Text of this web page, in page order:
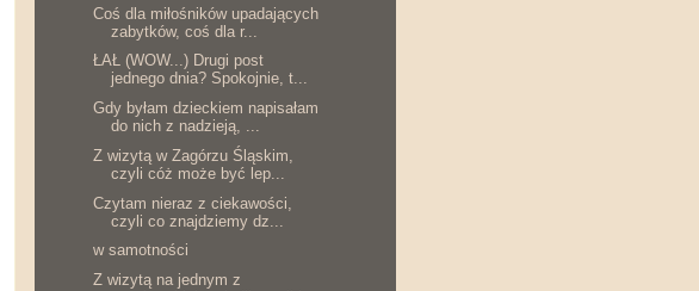
Coś dla miłośników upadających
zabytków, coś dla r...
ŁAŁ (WOW...) Drugi post
jednego dnia? Spokojnie, t...
Gdy byłam dzieckiem napisałam
do nich z nadzieją, ...
Z wizytą w Zagórzu Śląskim,
czyli cóż może być lep...
Czytam nieraz z ciekawości,
czyli co znajdziemy dz...
w samotności
Z wizytą na jednym z